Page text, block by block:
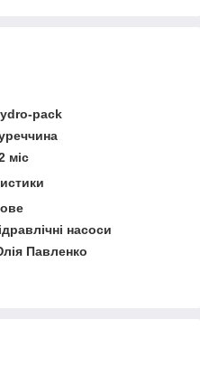
pack
міс
насоси
Павленко